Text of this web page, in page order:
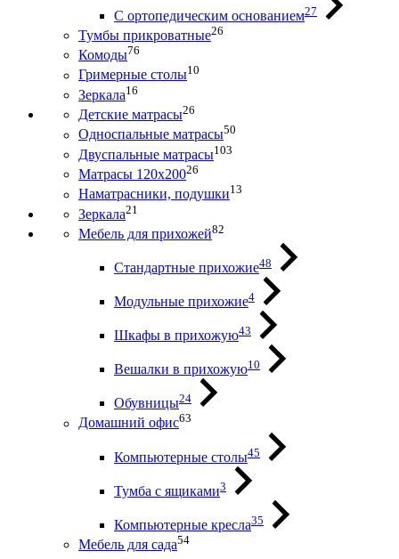
С ортопедическим основанием27
Тумбы прикроватные26
Комоды76
Гримерные столы10
Зеркала16
Детские матрасы26
Односпальные матрасы50
Двуспальные матрасы103
Матрасы 120х20026
Наматрасники, подушки13
Зеркала21
Мебель для прихожей82
Стандартные прихожие48
Модульные прихожие4
Шкафы в прихожую43
Вешалки в прихожую10
Обувницы24
Домашний офис63
Компьютерные столы45
Тумба с ящиками3
Компьютерные кресла35
Мебель для сада54